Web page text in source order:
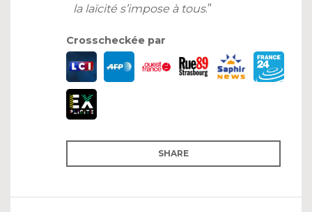
la laïcité s’impose à tous.”
Crosscheckée par
SHARE